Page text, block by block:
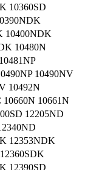
10360SD
10400NDK
10480N
10490NV
10492N
10660N 10661N
12205ND
12353NDK
12390SD